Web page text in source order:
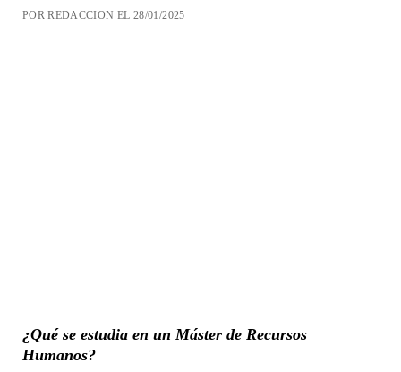
POR REDACCION EL 28/01/2025
¿Qué se estudia en un Máster de Recursos
Humanos?